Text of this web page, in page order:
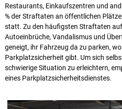
Restaurants, Einkaufszentren und
% der Straftaten an öffentlichen
statt. Zu den häufigsten Straftaten
Autoeinbrüche, Vandalismus und
geneigt, ihr Fahrzeug da zu parken,
Parkplatzsicherheit gibt. Um sich
schwierige Situation zu erleichtern,
eines Parkplatzsicherheitsdienstes.